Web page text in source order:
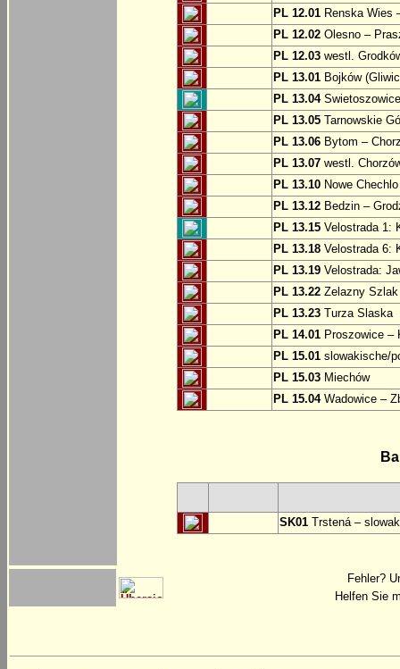
PL 12.01 Renska Wies
PL 12.02 Olesno –
PL 12.03 westl.
PL 13.01 Bojków
PL 13.04
PL 13.05 Tarnowskie
PL 13.06 Bytom –
PL 13.07 westl.
PL 13.10 Nowe
PL 13.12 Bedzin –
PL 13.15 Velostrada 1:
PL 13.18 Velostrada 6:
PL 13.19 Velostrada:
PL 13.22 Zelazny Szlak
PL 13.23 Turza Slaska
PL 14.01 Proszowice –
PL 15.01 slowakische/
PL 15.03 Miechów
PL 15.04Wadowice –
SK01 Trstená –
Fehler?
Helfen Sie